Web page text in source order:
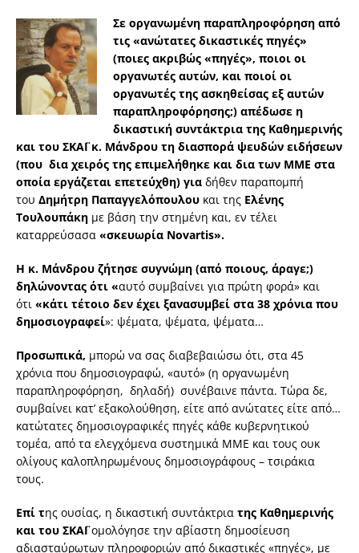
Σε οργανωμένη παραπληροφόρηση από
τις «ανώτατες δικαστικές πηγές»
(ποιες ακριβώς «πηγές», ποιοι οι
οργανωτές αυτών, και ποιοί οι
οργανωτές της ασκηθείσας εξ αυτών
παραπληροφόρησης;) απέδωσε η
δικαστική συντάκτρια της Καθημερινής
και του ΣΚΑΪ κ. Μάνδρου τη διασπορά ψευδών ειδήσεων
(που δια χειρός της επιμελήθηκε και δια των ΜΜΕ στα
οποία εργάζεται επετεύχθη) για δήθεν παραπομπή
του Δημήτρη Παπαγγελόπουλου και της Ελένης
Τουλουπάκη με βάση την στημένη και, εν τέλει
καταρρεύσασα «σκευωρία Novartis».
Η κ. Μάνδρου ζήτησε συγνώμη (από ποιους, άραγε;)
δηλώνοντας ότι «αυτό συμβαίνει για πρώτη φορά» και
ότι «κάτι τέτοιο δεν έχει ξανασυμβεί στα 38 χρόνια που
δημοσιογραφεί»: ψέματα, ψέματα, ψέματα…
Προσωπικά, μπορώ να σας διαβεβαιώσω ότι, στα 45
χρόνια που δημοσιογραφώ, «αυτό» (η οργανωμένη
παραπληροφόρηση, δηλαδή) συνέβαινε πάντα. Τώρα δε,
συμβαίνει κατ’ εξακολούθηση, είτε από ανώτατες είτε από…
κατώτατες δημοσιογραφικές πηγές κάθε κυβερνητικού
τομέα, από τα ελεγχόμενα συστημικά ΜΜΕ και τους ουκ
ολίγους καλοπληρωμένους δημοσιογράφους – τσιράκια
τους.
Επί της ουσίας, η δικαστική συντάκτρια της Καθημερινής
και του ΣΚΑΪομολόγησε την αβίαστη δημοσίευση
αδιασταύρωτων πληροφοριών από δικαστικές «πηγές», με